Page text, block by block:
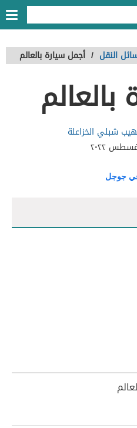
النقل / أجمل سيارة بالعالم
شبلي الخزاعلة
جوجل